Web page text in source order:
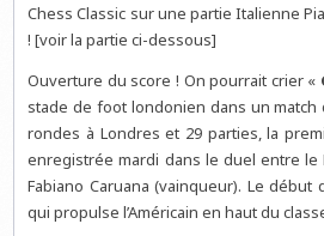
Chess Classic sur une partie Italienne
! [voir la partie ci-dessous]
Ouverture du score ! On pourrait crier «
stade de foot londonien dans un
rondes à Londres et 29 parties, la
enregistrée mardi dans le duel entre le
Fabiano Caruana (vainqueur). Le début
qui propulse l’Américain en haut du